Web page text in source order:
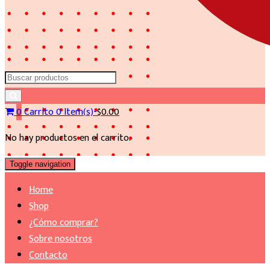
Search
for:
0Carrito0 Item(s)-$0.00
No hay productos en el carrito.
Toggle navigation
Home
Shop
¿Cómo comprar?
Sobre nosotros
Contacto